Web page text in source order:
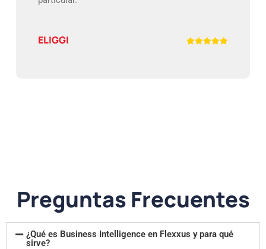
ELIGGI
Preguntas Frecuentes
¿Qué es Business Intelligence en Flexxus y para qué
sirve?